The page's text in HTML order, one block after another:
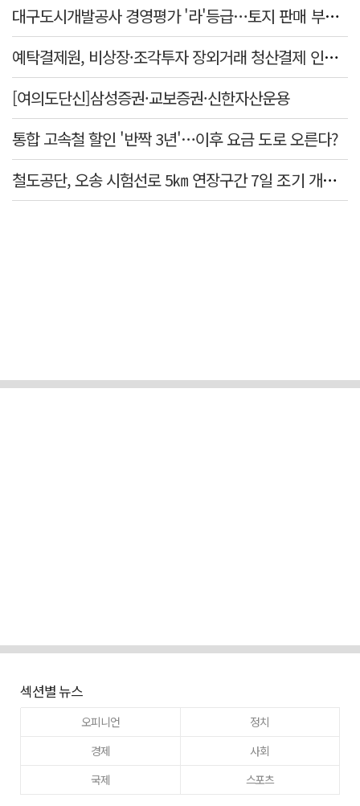
대구도시개발공사 경영평가 '라'등급…토지 판매 부진에 1년 만에 두 단계 '뚝'
예탁결제원, 비상장·조각투자 장외거래 청산결제 인프라 구축 착수…연내 가동
[여의도단신]삼성증권·교보증권·신한자산운용
통합 고속철 할인 '반짝 3년'…이후 요금 도로 오른다?
철도공단, 오송 시험선로 5㎞ 연장구간 7일 조기 개통…LA 메트로 사업 지원
섹션별 뉴스
오피니언
정치
경제
사회
국제
스포츠